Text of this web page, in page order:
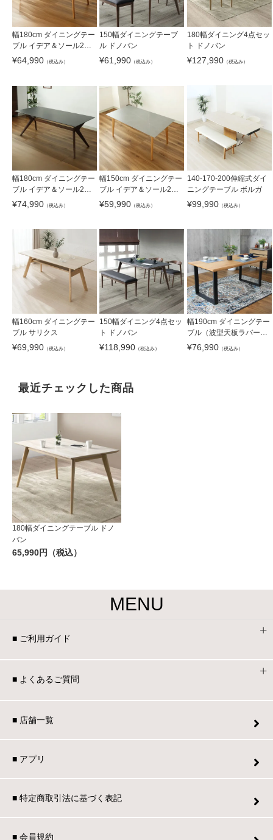
幅180cm ダイニングテー
ブル イデア＆ソール2（4
本脚）
¥64,990 （税込み）
150幅ダイニングテーブ
ル ドノバン
¥61,990 （税込み）
180幅ダイニング4点セッ
ト ドノバン
¥127,990（税込み）
幅180cm ダイニングテー
ブル イデア＆ソール2
（クロス脚）
¥74,990 （税込み）
幅150cm ダイニングテー
ブル イデア＆ソール2（4
本脚）
¥59,990 （税込み）
140-170-200伸縮式ダイ
ニングテーブル ボルガ
¥99,990（税込み）
幅160cm ダイニングテー
ブル サリクス
¥69,990 （税込み）
150幅ダイニング4点セッ
ト ドノバン
¥118,990 （税込み）
幅190cm ダイニングテー
ブル（波型天板ラバー
脚） オーク ナイン3
¥76,990（税込み）
最近チェックした商品
180幅ダイニングテーブル ドノ
バン
65,990円（税込）
MENU
■ ご利用ガイド
■ よくあるご質問
■ 店舗一覧
■ アプリ
■ 特定商取引法に基づく表記
■ 会員規約